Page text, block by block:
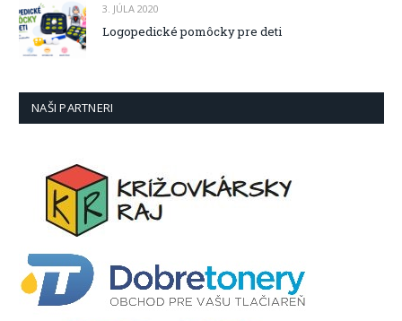
3. JÚLA 2020
Logopedické pomôcky pre deti
NAŠI PARTNERI